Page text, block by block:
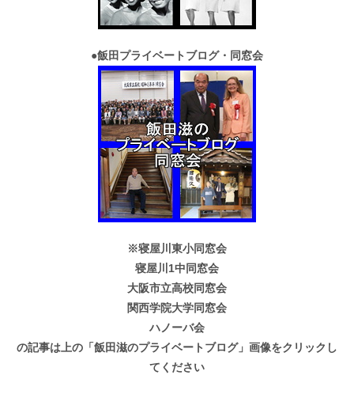
●飯田プライベートブログ・同窓会
※寝屋川東小同窓会
寝屋川1中同窓会
大阪市立高校同窓会
関西学院大学同窓会
ハノーバ会
の記事は上の「飯田滋のプライベートブログ」画像をクリックし
てください